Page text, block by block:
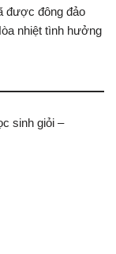
được đông đảo
nhiệt tình hưởng
sinh giỏi –